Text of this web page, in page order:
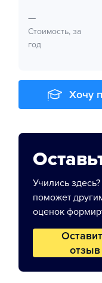
—
Стоимость, за
год
Хочу
Учились
поможет
оценок
отзыв